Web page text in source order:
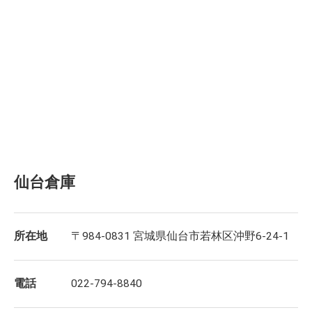
仙台倉庫
所在地 〒984-0831 宮城県仙台市若林区沖野6-24-1
電話 022-794-8840